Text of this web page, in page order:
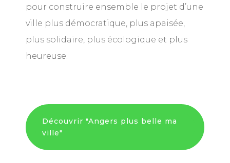
pour construire ensemble le projet d’une
ville plus démocratique, plus apaisée,
plus solidaire, plus écologique et plus
heureuse.
Découvrir "Angers plus belle ma
ville"